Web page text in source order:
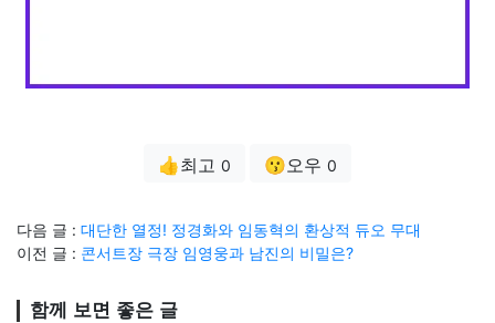
👍최고 0 😗오우 0
다음 글 : 대단한 열정! 정경화와 임동혁의 환상적 듀오 무대
이전 글 : 콘서트장 극장 임영웅과 남진의 비밀은?
함께 보면 좋은 글